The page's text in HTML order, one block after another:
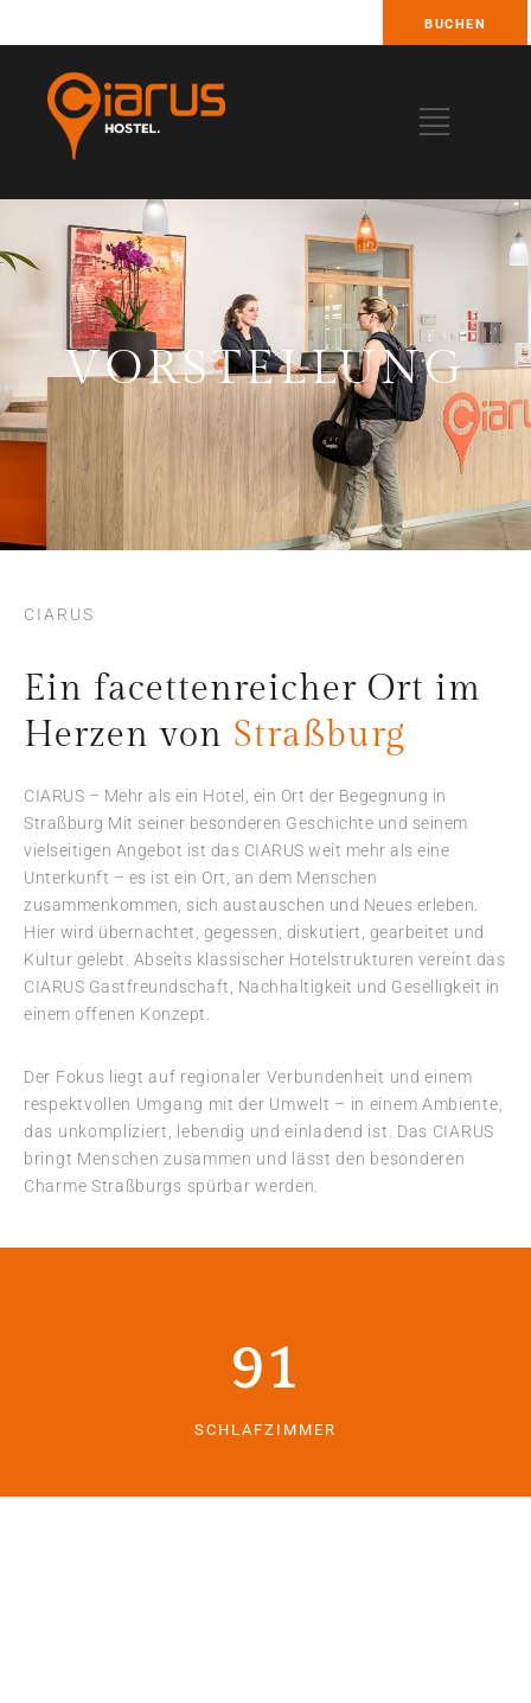
BUCHEN
VORSTELLUNG
CIARUS
Ein facettenreicher Ort im
Herzen von Straßburg
CIARUS – Mehr als ein Hotel, ein Ort der Begegnung in
Straßburg Mit seiner besonderen Geschichte und seinem
vielseitigen Angebot ist das CIARUS weit mehr als eine
Unterkunft – es ist ein Ort, an dem Menschen
zusammenkommen, sich austauschen und Neues erleben.
Hier wird übernachtet, gegessen, diskutiert, gearbeitet und
Kultur gelebt. Abseits klassischer Hotelstrukturen vereint das
CIARUS Gastfreundschaft, Nachhaltigkeit und Geselligkeit in
einem offenen Konzept.
Der Fokus liegt auf regionaler Verbundenheit und einem
respektvollen Umgang mit der Umwelt – in einem Ambiente,
das unkompliziert, lebendig und einladend ist. Das CIARUS
bringt Menschen zusammen und lässt den besonderen
Charme Straßburgs spürbar werden.
SCHLAFZIMMER
91